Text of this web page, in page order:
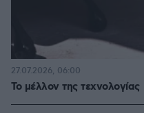
Το μέλλον της τεχνολογίας
27.07.2026, 06:00